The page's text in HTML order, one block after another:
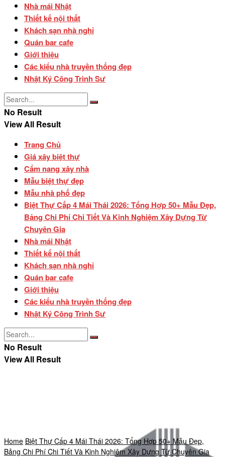
Nhà mái Nhật
Thiết kế nội thất
Khách sạn nhà nghỉ
Quán bar cafe
Giới thiệu
Các kiểu nhà truyền thống đẹp
Nhật Ký Công Trình Sư
No Result
View All Result
Trang Chủ
Giá xây biệt thự
Cẩm nang xây nhà
Mẫu biệt thự đẹp
Mẫu nhà phố đẹp
Biệt Thự Cấp 4 Mái Thái 2026: Tổng Hợp 50+ Mẫu Đẹp,
Bảng Chi Phí Chi Tiết Và Kinh Nghiệm Xây Dựng Từ
Chuyên Gia
Nhà mái Nhật
Thiết kế nội thất
Khách sạn nhà nghỉ
Quán bar cafe
Giới thiệu
Các kiểu nhà truyền thống đẹp
Nhật Ký Công Trình Sư
No Result
View All Result
Home Biệt Thự Cấp 4 Mái Thái 2026: Tổng Hợp 50+ Mẫu Đẹp,
Bảng Chi Phí Chi Tiết Và Kinh Nghiệm Xây Dựng Từ Chuyên Gia